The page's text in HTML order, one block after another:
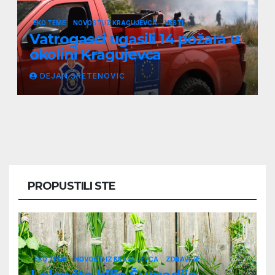
EKO TEME NOVOSTI IZ KRAGUJEVCA VESTI
Vatrogasci ugasili 14 požara u
okolini Kragujevca
DEJAN SRETENOVIC
PROPUSTILI STE
EKO TEME NOVOSTI IZ KRAGUJEVCA ZDRAVLJE